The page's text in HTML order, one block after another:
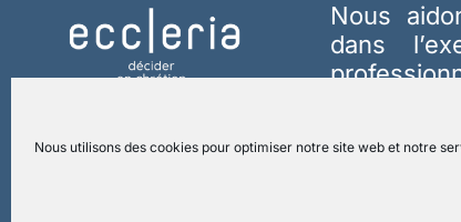
Nous utilisons des cookies pour optimiser notre site web et notre
Nous
dans
agir en
fraternité,
Création.